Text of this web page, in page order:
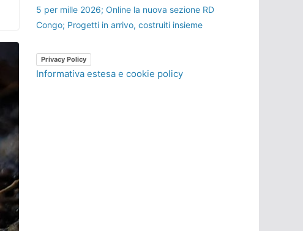
5 per mille 2026; Online la nuova sezione RD
Congo; Progetti in arrivo, costruiti insieme
Privacy Policy
Informativa estesa e cookie policy